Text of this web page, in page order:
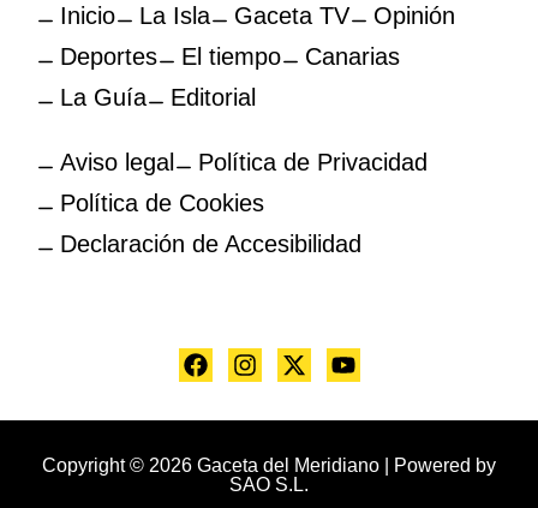
Inicio La Isla Gaceta TV
Opinión
Deportes
El tiempo
Canarias
La Guía
Editorial
Aviso legal
Política de Privacidad
Política de Cookies
Declaración de Accesibilidad
Copyright © 2026 Gaceta del Meridiano | Powered by
SAO S.L.